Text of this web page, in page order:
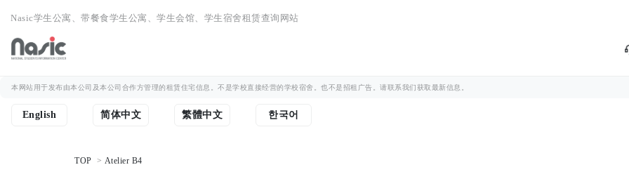
Nasic学生公寓、带餐食学生公寓、学生会馆、学生宿舍租赁查询网站
本网站用于发布由本公司及本公司合作方管理的租赁住宅信息。不是学校直接经营的学校宿舍。也不是招租广告。请联系我们获取最新信息。
English 简体中文 繁體中文 한국어
TOP Atelier B4